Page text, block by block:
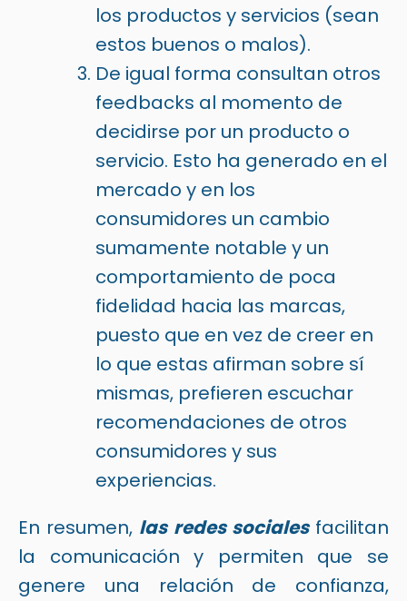
los productos y servicios (sean
estos buenos o malos).
De igual forma consultan otros
feedbacks al momento de
decidirse por un producto o
servicio. Esto ha generado en el
mercado y en los
consumidores un cambio
sumamente notable y un
comportamiento de poca
fidelidad hacia las marcas,
puesto que en vez de creer en
lo que estas afirman sobre sí
mismas, prefieren escuchar
recomendaciones de otros
consumidores y sus
experiencias.
En resumen, las redes socialesfacilitan
la comunicación y permiten que se
genere una relación de confianza,